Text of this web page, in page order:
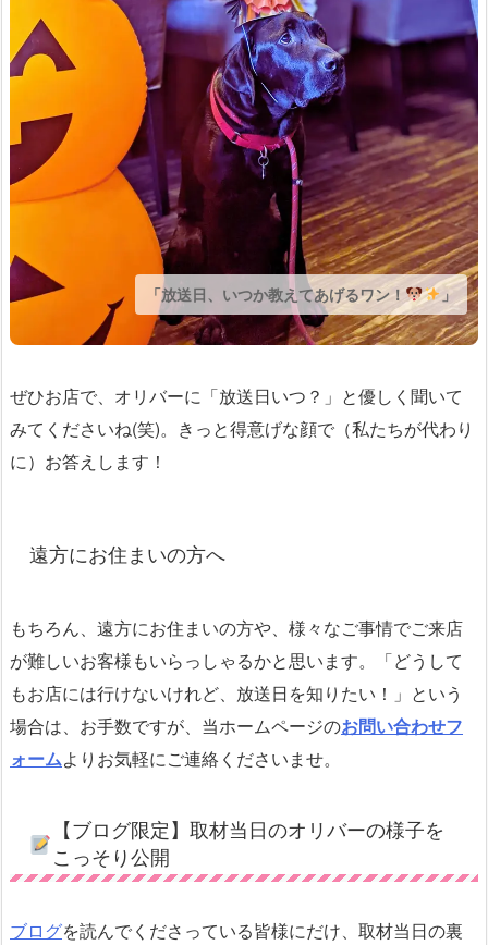
「放送日、いつか教えてあげるワン！ 」
ぜひお店で、オリバーに「放送日いつ？」と優しく聞いて
みてくださいね(笑)。きっと得意げな顔で（私たちが代わり
に）お答えします！
遠方にお住まいの方へ
もちろん、遠方にお住まいの方や、様々なご事情でご来店
が難しいお客様もいらっしゃるかと思います。「どうして
もお店には行けないけれど、放送日を知りたい！」という
場合は、お手数ですが、当ホームページのお問い合わせフ
ォームよりお気軽にご連絡くださいませ。
【ブログ限定】取材当日のオリバーの様子を
こっそり公開
ブログを読んでくださっている皆様にだけ、取材当日の裏